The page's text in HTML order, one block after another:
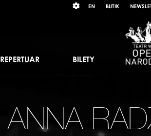
język
EN BUTIK
REPERTUAR BILETY
ANNA